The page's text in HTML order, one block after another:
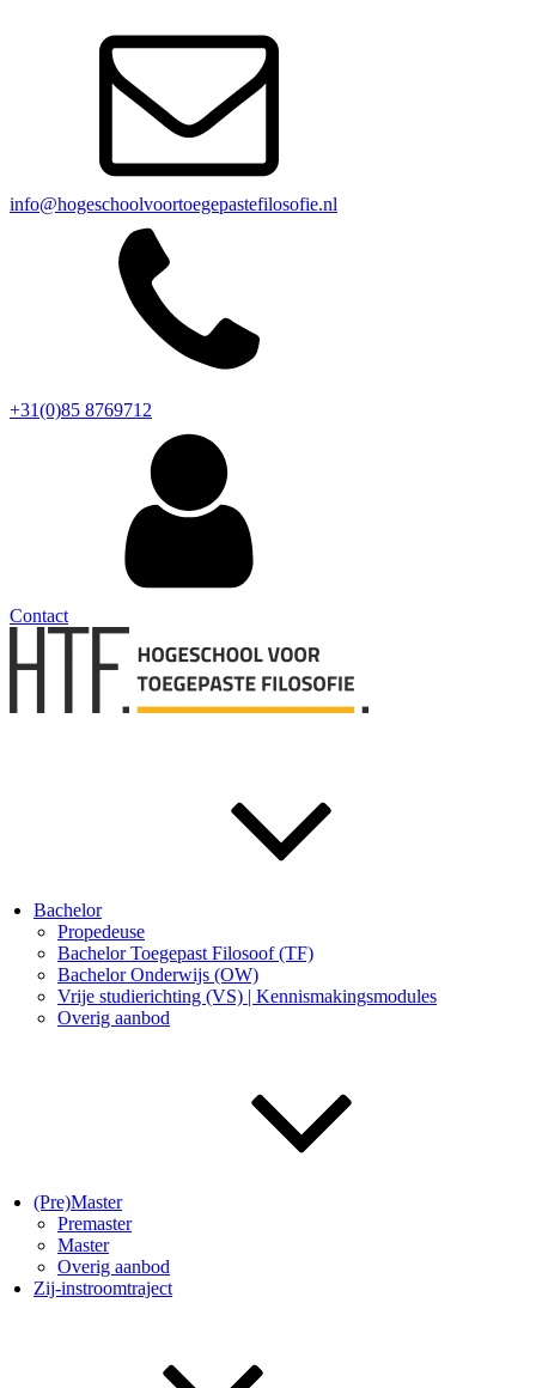
info@hogeschoolvoortoegepastefilosofie.nl
+31(0)85 8769712
Contact
Bachelor
Propedeuse
Bachelor Toegepast Filosoof (TF)
Bachelor Onderwijs (OW)
Vrije studierichting (VS) | Kennismakingsmodules
Overig aanbod
(Pre)Master
Premaster
Master
Overig aanbod
Zij-instroomtraject